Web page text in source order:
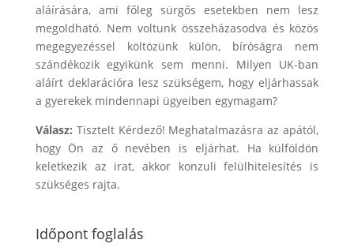
aláírására, ami főleg sürgős esetekben nem lesz
megoldható. Nem voltunk összeházasodva és közös
megegyezéssel költözünk külön, bíróságra nem
szándékozik egyikünk sem menni. Milyen UK-ban
aláírt deklarációra lesz szükségem, hogy eljárhassak
a gyerekek mindennapi ügyeiben egymagam?
Válasz: Tisztelt Kérdező! Meghatalmazásra az apától,
hogy Ön az ő nevében is eljárhat. Ha külföldön
keletkezik az irat, akkor konzuli felülhitelesítés is
szükséges rajta.
Időpont foglalás